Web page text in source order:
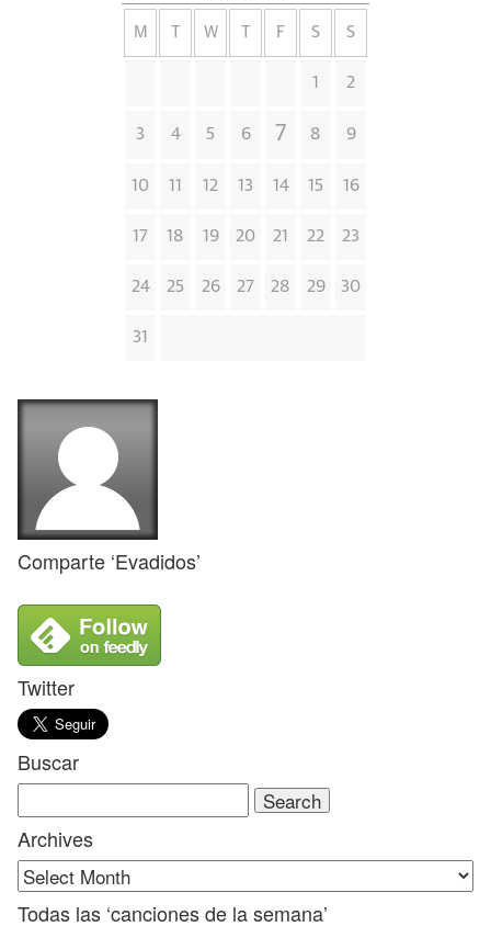
M W F S S
1 2
3 4 5 6 7 8 9
10 11 12 13 14 15 16
17 18 19 20 21 22 23
24 25 26 27 28 29 30
31
Comparte ‘Evadidos’
Twitter
Buscar
Search
for:
Archives
Todas las ‘canciones de la semana’